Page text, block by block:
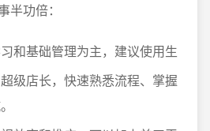
半功倍：
和基础管理为主，建议使用生
级店长，快速熟悉流程、掌握